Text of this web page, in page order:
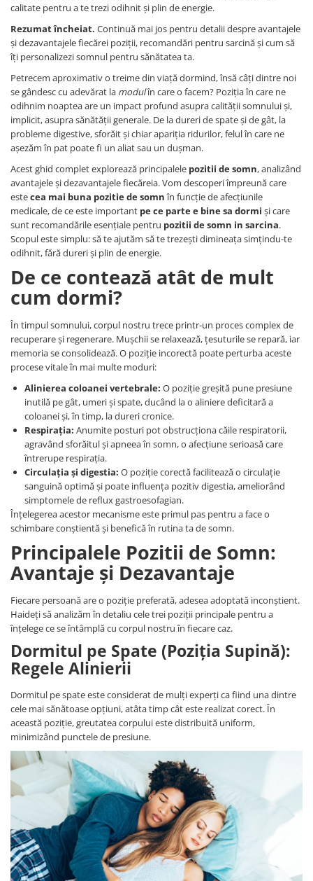
calitate pentru a te trezi odihnit și plin de energie.
Rezumat încheiat. Continuă mai jos pentru detalii despre avantajele
și dezavantajele fiecărei poziții, recomandări pentru sarcină și cum să
îți personalizezi somnul pentru sănătatea ta.
Petrecem aproximativ o treime din viață dormind, însă câți dintre noi
se gândesc cu adevărat la modulîn care o facem? Poziția în care ne
odihnim noaptea are un impact profund asupra calității somnului și,
implicit, asupra sănătății generale. De la dureri de spate și de gât, la
probleme digestive, sforăit și chiar apariția ridurilor, felul în care ne
așezăm în pat poate fi un aliat sau un dușman.
Acest ghid complet explorează principalele pozitii de somn, analizând
avantajele și dezavantajele fiecăreia. Vom descoperi împreună care
estecea mai buna pozitie de somnîn funcție de afecțiunile
medicale, de ce este important pe ce parte e bine sa dormi și care
sunt recomandările esențiale pentru pozitii de somn in sarcina.
Scopul este simplu: să te ajutăm să te trezești dimineața simțindu-te
odihnit, fără dureri și plin de energie.
De ce contează atât de mult
cum dormi?
În timpul somnului, corpul nostru trece printr-un proces complex de
recuperare și regenerare. Mușchii se relaxează, țesuturile se repară, iar
memoria se consolidează. O poziție incorectă poate perturba aceste
procese vitale în mai multe moduri:
Alinierea coloanei vertebrale: O poziție greșită pune presiune
inutilă pe gât, umeri și spate, ducând la o aliniere deficitară a
coloanei și, în timp, la dureri cronice.
Respirația: Anumite posturi pot obstrucționa căile respiratorii,
agravând sforăitul și apneea în somn, o afecțiune serioasă care
întrerupe respirația.
Circulația și digestia: O poziție corectă facilitează o circulație
sanguină optimă și poate influența pozitiv digestia, ameliorând
simptomele de reflux gastroesofagian.
Înțelegerea acestor mecanisme este primul pas pentru a face o
schimbare conștientă și benefică în rutina ta de somn.
Principalele Pozitii de Somn:
Avantaje și Dezavantaje
Fiecare persoană are o poziție preferată, adesea adoptată inconștient.
Haideți să analizăm în detaliu cele trei poziții principale pentru a
înțelege ce se întâmplă cu corpul nostru în fiecare caz.
Dormitul pe Spate (Poziția Supină):
Regele Alinierii
Dormitul pe spate este considerat de mulți experți ca fiind una dintre
cele mai sănătoase opțiuni, atâta timp cât este realizat corect. În
această poziție, greutatea corpului este distribuită uniform,
minimizând punctele de presiune.